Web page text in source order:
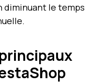
diminuant le temps